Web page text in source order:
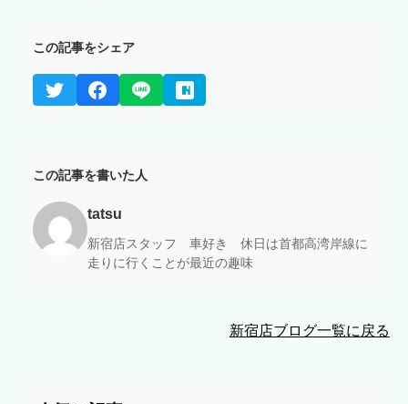
この記事をシェア
この記事を書いた人
tatsu
新宿店スタッフ 車好き 休日は首都高湾岸線に
走りに行くことが最近の趣味
新宿店ブログ一覧に戻る